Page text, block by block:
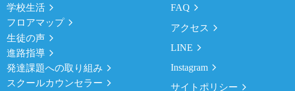
学校生活
フロアマップ
生徒の声
進路指導
発達課題への取り組み
スクールカウンセラー
FAQ
アクセス
LINE
Instagram
サイトポリシー